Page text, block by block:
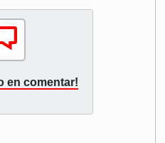
en comentar!